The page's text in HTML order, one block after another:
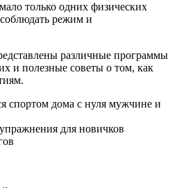
только одних физических
режим и
различные программы
и полезные советы о том, как
спортом дома с нуля мужчине и
для новичков